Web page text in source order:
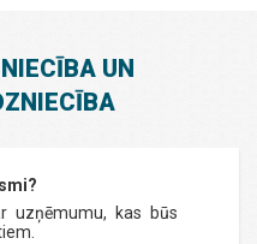
UN
uzņēmumu, kas būs